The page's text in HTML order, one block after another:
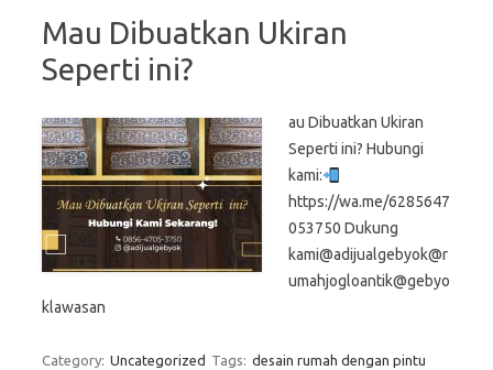
Mau Dibuatkan Ukiran
Seperti ini?
au Dibuatkan Ukiran
Seperti ini? Hubungi
kami:
https://wa.me/6285647
053750 Dukung
kami@adijualgebyok@r
umahjogloantik@gebyo
klawasan
Category: Uncategorized Tags: desain rumah dengan pintu